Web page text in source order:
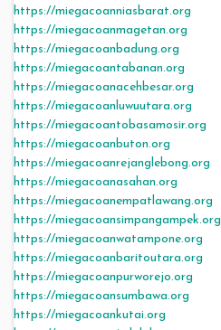
https://miegacoanniasbarat.org
https://miegacoanmagetan.org
https://miegacoanbadung.org
https://miegacoantabanan.org
https://miegacoanacehbesar.org
https://miegacoanluwuutara.org
https://miegacoantobasamosir.org
https://miegacoanbuton.org
https://miegacoanrejanglebong.org
https://miegacoanasahan.org
https://miegacoanempatlawang.org
https://miegacoansimpangampek.org
https://miegacoanwatampone.org
https://miegacoanbaritoutara.org
https://miegacoanpurworejo.org
https://miegacoansumbawa.org
https://miegacoankutai.org